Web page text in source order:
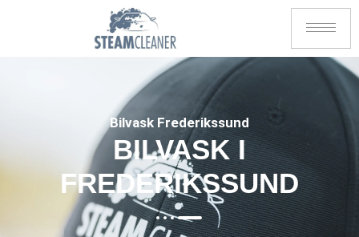
Bilvask Frederikssund
BILVASK I
FREDERIKSSUND